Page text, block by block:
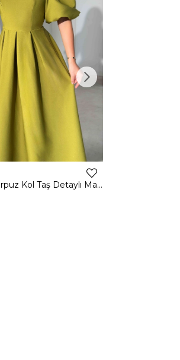
Kare Yaka Karpuz Kol Taş Detaylı Maxi Yağ Yeşili Civo Kadın Elbise 206Y501